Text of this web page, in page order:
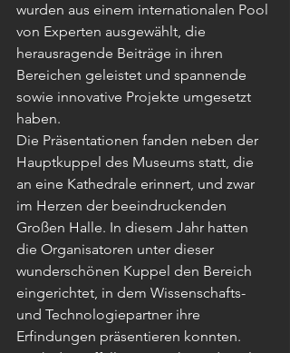
wurden aus einem internationalen Pool
von Experten ausgewählt, die
herausragende Beiträge in ihren
Bereichen geleistet und spannende
sowie innovative Projekte umgesetzt
haben.
Die Präsentationen fanden neben der
Hauptkuppel des Museums statt, die
an eine Kathedrale erinnert, und zwar
im Herzen der beeindruckenden
Großen Halle. In diesem Jahr hatten
die Organisatoren unter dieser
wunderschönen Kuppel den Bereich
eingerichtet, in dem Wissenschafts-
und Technologiepartner ihre
Erfindungen präsentieren konnten.